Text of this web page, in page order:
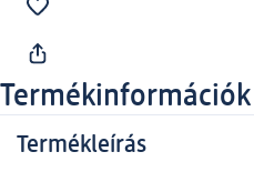
Termékinformációk
Termékleírás